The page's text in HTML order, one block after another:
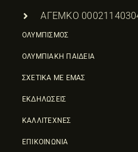
ΑΓΕΜΚΟ
ΟΛΥΜΠΙΣΜΟΣ
ΟΛΥΜΠΙΑΚΗ ΠΑΙΔΕΙΑ
ΣΧΕΤΙΚΑ ΜΕ ΕΜΑΣ
ΕΚΔΗΛΩΣΕΙΣ
ΚΑΛΛΙΤΕΧΝΕΣ
ΕΠΙΚΟΙΝΩΝΙΑ